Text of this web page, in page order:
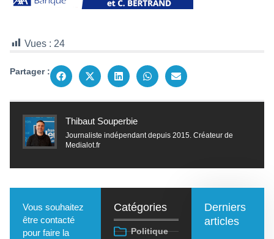
Vues : 24
Partager :
Thibaut Souperbie
Journaliste indépendant depuis 2015. Créateur de
Medialot.fr
Vous souhaitez
être contacté
pour faire la
Catégories
Politique
Derniers
articles